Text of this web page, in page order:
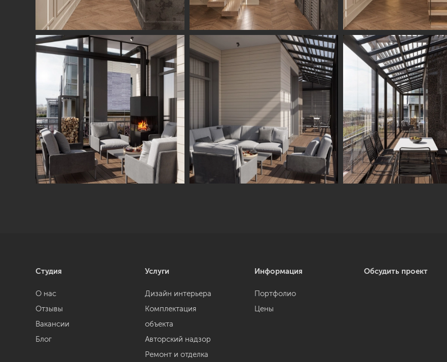
Студия
О нас
Отзывы
Вакансии
Блог
Услуги
Дизайн интерьера
Комплектация
объекта
Авторский надзор
Ремонт и отделка
Информация
Портфолио
Цены
Обсудить проект